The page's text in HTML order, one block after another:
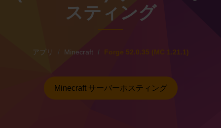
スティング
アプリ Minecraft Forge 52.0.35 (MC 1.21.1)
Minecraft サーバーホスティング